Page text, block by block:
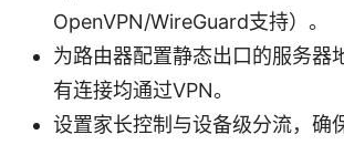
OpenVPN/WireGuard支持）。
为路由器配置静态出口的服务器
有连接均通过VPN。
设置家长控制与设备级分流，确